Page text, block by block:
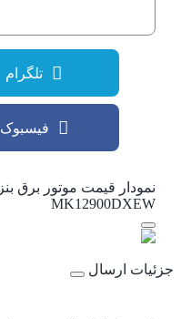
تلگرام
فیسبوک
نمودار قیمت
MK12900DXEW
جزئیات ارسال